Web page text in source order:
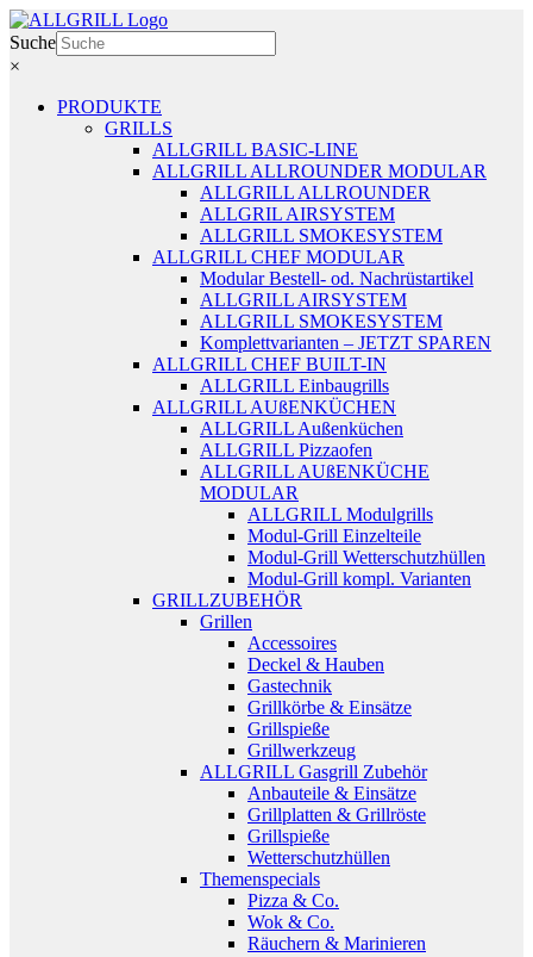
Zum
Inhalt
springen
Suche
×
PRODUKTE
GRILLS
ALLGRILL BASIC-LINE
ALLGRILL ALLROUNDER MODULAR
ALLGRILL ALLROUNDER
ALLGRIL AIRSYSTEM
ALLGRILL SMOKESYSTEM
ALLGRILL CHEF MODULAR
Modular Bestell- od. Nachrüstartikel
ALLGRILL AIRSYSTEM
ALLGRILL SMOKESYSTEM
Komplettvarianten – JETZT SPAREN
ALLGRILL CHEF BUILT-IN
ALLGRILL Einbaugrills
ALLGRILL AUßENKÜCHEN
ALLGRILL Außenküchen
ALLGRILL Pizzaofen
ALLGRILL AUßENKÜCHE
MODULAR
ALLGRILL Modulgrills
Modul-Grill Einzelteile
Modul-Grill Wetterschutzhüllen
Modul-Grill kompl. Varianten
GRILLZUBEHÖR
Grillen
Accessoires
Deckel & Hauben
Gastechnik
Grillkörbe & Einsätze
Grillspieße
Grillwerkzeug
ALLGRILL Gasgrill Zubehör
Anbauteile & Einsätze
Grillplatten & Grillröste
Grillspieße
Wetterschutzhüllen
Themenspecials
Pizza & Co.
Wok & Co.
Räuchern & Marinieren